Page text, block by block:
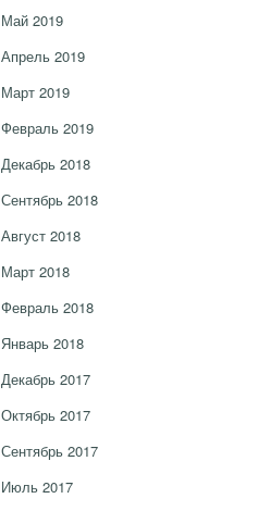
Май 2019
Апрель 2019
Март 2019
Февраль 2019
Декабрь 2018
Сентябрь 2018
Август 2018
Март 2018
Февраль 2018
Январь 2018
Декабрь 2017
Октябрь 2017
Сентябрь 2017
Июль 2017